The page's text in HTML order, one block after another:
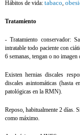
Hábitos de vida: tabaco,
Tratamiento
- Tratamiento conservador:
intratable todo paciente con
6 semanas, tengan o no imagen
Existen hernias discales
discales asintomáticas (hasta
patológicas en la RMN).
Reposo, habitualmente 2 días.
como máximo.